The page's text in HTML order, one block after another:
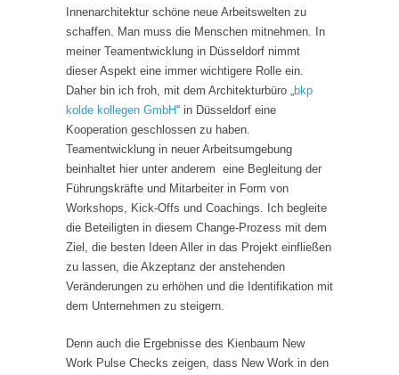
Innenarchitektur schöne neue Arbeitswelten zu
schaffen. Man muss die Menschen mitnehmen. In
meiner Teamentwicklung in Düsseldorf nimmt
dieser Aspekt eine immer wichtigere Rolle ein.
Daher bin ich froh, mit dem Architekturbüro „bkp
kolde kollegen GmbH“ in Düsseldorf eine
Kooperation geschlossen zu haben.
Teamentwicklung in neuer Arbeitsumgebung
beinhaltet hier unter anderem eine Begleitung der
Führungskräfte und Mitarbeiter in Form von
Workshops, Kick-Offs und Coachings. Ich begleite
die Beteiligten in diesem Change-Prozess mit dem
Ziel, die besten Ideen Aller in das Projekt einfließen
zu lassen, die Akzeptanz der anstehenden
Veränderungen zu erhöhen und die Identifikation mit
dem Unternehmen zu steigern.
Denn auch die Ergebnisse des Kienbaum New
Work Pulse Checks zeigen, dass New Work in den